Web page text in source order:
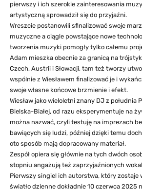
pierwszy i ich szerokie zainteresowania
artystyczną sprowadził się do przyjaźni.
Wreszcie postanowili sfinalizować swoje
muzyczne a ciągle powstające nowe
tworzenia muzyki pomogły tylko całemu
Adam mieszka obecnie za granicą na
Czech, Austrii i Słowacji, tam też tworzy
wspólnie z Wiesławem finalizować je i
swoje własne końcowe brzmienie i efekt.
Wiesław jako wieloletni znany DJ z południa
Bielska-Białej, od razu eksperymentuje na
można nazwać, czyli testuję na imprezach
bawiących się ludzi, później dzięki temu
oto sposób mają dopracowany materiał.
Zespół opiera się głównie na tych dwóch
stopniu angażują też zaprzyjaźnionych
Pierwszy singiel ich autorstwa, który zostaje
światło dzienne dokładnie 10 czerwca 2025